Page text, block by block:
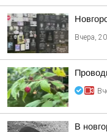
Вчера,
В